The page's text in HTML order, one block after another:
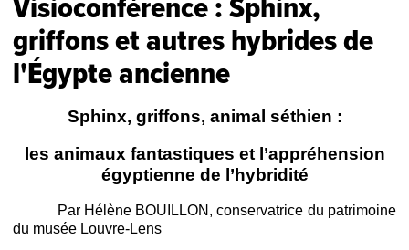
Visioconférence : Sphinx,
griffons et autres hybrides de
l'Égypte ancienne
Sphinx, griffons, animal séthien :
les animaux fantastiques et l’appréhension
égyptienne de l’hybridité
Par Hélène BOUILLON, conservatrice du patrimoine
du musée Louvre-Lens